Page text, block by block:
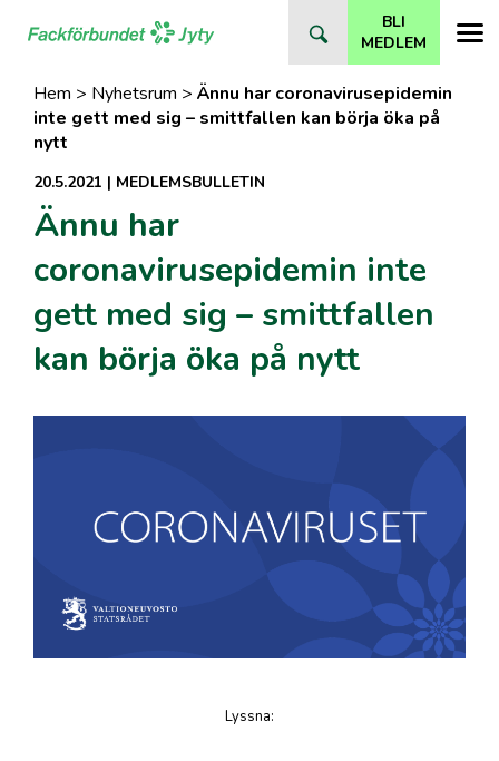
BLI
MEDLEM
Hem > Nyhetsrum > Ännu har coronavirusepidemin
inte gett med sig – smittfallen kan börja öka på
nytt
20.5.2021 | MEDLEMSBULLETIN
Ännu har
coronavirusepidemin inte
gett med sig – smittfallen
kan börja öka på nytt
Lyssna: